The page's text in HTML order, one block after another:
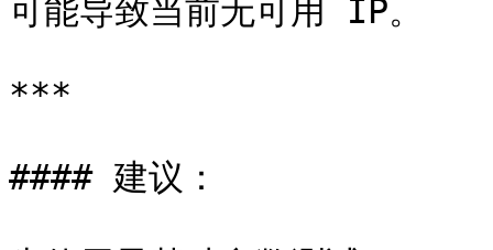
可能导致当前无可用 IP。
***
#### 建议：